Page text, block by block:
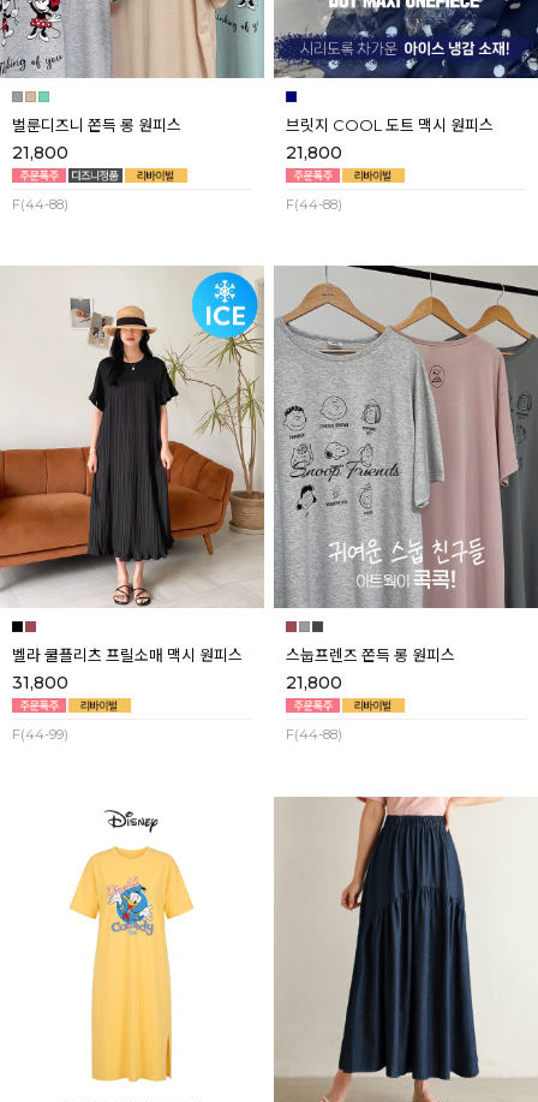
벌룬디즈니 쫀득 롱 원피스
21,800
F(44-88)
브릿지 COOL 도트 맥시 원피스
21,800
F(44-88)
벨라 쿨플리츠 프릴소매 맥시 원피스
31,800
F(44-99)
스눕프렌즈 쫀득 롱 원피스
21,800
F(44-88)